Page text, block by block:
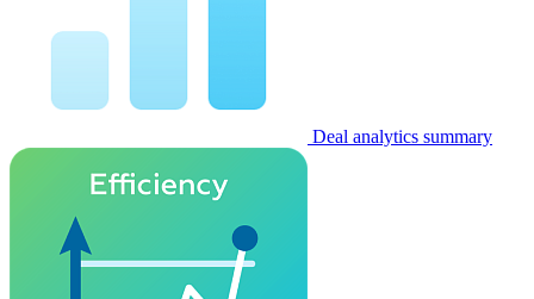
Deal analytics summary